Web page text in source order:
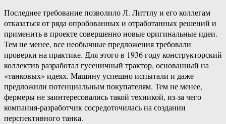
Последнее требование позволило Л. Литтлу и его коллегам
отказаться от ряда опробованных и отработанных решений и
применить в проекте совершенно новые оригинальные идеи.
Тем не менее, все необычные предложения требовали
проверки на практике. Для этого в 1936 году конструкторский
коллектив разработал гусеничный трактор, основанный на
«танковых» идеях. Машину успешно испытали и даже
предложили потенциальным покупателям. Тем не менее,
фермеры не заинтересовались такой техникой, из-за чего
компания-разработчик сосредоточилась на создании
перспективного танка.